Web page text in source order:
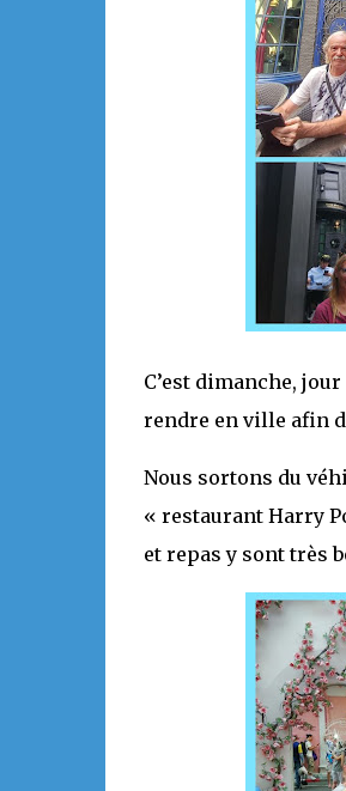
C’est dimanche,
rendre en ville afin
Nous sortons du
« restaurant Harry
et repas y sont très